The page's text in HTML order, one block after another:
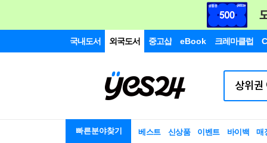
국내도서 외국도서 중고샵 eBook 크레마클럽
빠른분야찾기 베스트 신상품 이벤트 바이백 매